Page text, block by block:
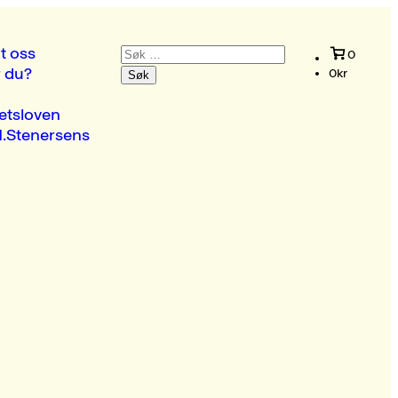
oss
du?
Søk
etter:
0
0kr